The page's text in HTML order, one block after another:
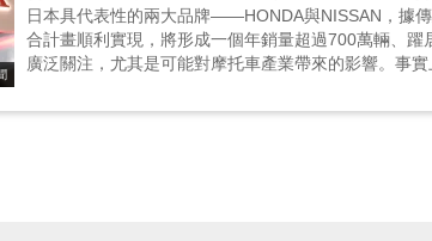
日本具代表性的兩大品牌——HONDA與NISSAN，據
合計畫順利實現，將形成一個年銷量超過700萬輛、躍
廣泛關注，尤其是可能對摩托車產業帶來的影響。事